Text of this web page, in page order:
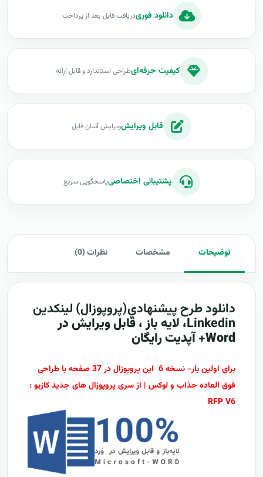
دانلود فوریدریافت فایل بعد از پرداخت
کیفیت حرفه‌ایطراحی استاندارد و قابل ارائه
قابل ویرایشویرایش آسان فایل
پشتیبانی اختصاصیپاسخگویی سریع
توضیحات مشخصات نظرات (0)
دانلود طرح پيشنهادي(پروپوزال) لینکدین
Linkedin، لایه باز ، قابل ویرایش در
Word+ آپدیت رایگان
برای اولین بار- نسخه 6 این پروپوزال در 37 صفحه با طراحی
فوق العاده جذاب و لوکس | از سری پروپوزال های جدید کازیو :
RFP V6